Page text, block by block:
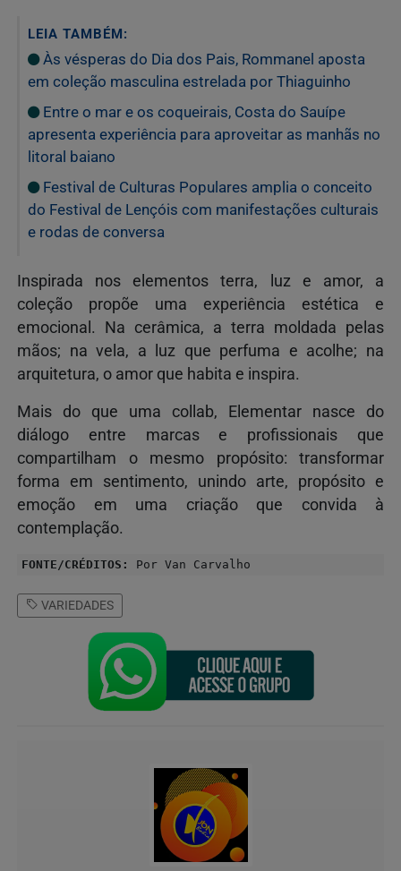
LEIA TAMBÉM:
Às vésperas do Dia dos Pais, Rommanel aposta
em coleção masculina estrelada por Thiaguinho
Entre o mar e os coqueirais, Costa do Sauípe
apresenta experiência para aproveitar as manhãs no
litoral baiano
Festival de Culturas Populares amplia o conceito
do Festival de Lençóis com manifestações culturais
e rodas de conversa
Inspirada nos elementos terra, luz e amor, a
coleção propõe uma experiência estética e
emocional. Na cerâmica, a terra moldada pelas
mãos; na vela, a luz que perfuma e acolhe; na
arquitetura, o amor que habita e inspira.
Mais do que uma collab, Elementar nasce do
diálogo entre marcas e profissionais que
compartilham o mesmo propósito: transformar
forma em sentimento, unindo arte, propósito e
emoção em uma criação que convida à
contemplação.
FONTE/CRÉDITOS: Por Van Carvalho
VARIEDADES